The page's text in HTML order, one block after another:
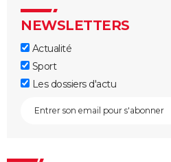
NEWSLETTERS
Actualité
Sport
Les dossiers d'actu